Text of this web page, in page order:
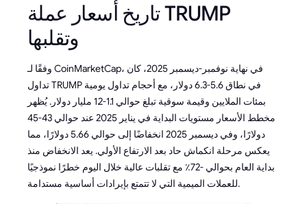
تاريخ أسعار عملة TRUMP
وتقلبها
وفقًا لـ CoinMarketCap، في نهاية نوفمبر-ديسمبر 2025، كان
تداول TRUMP في نطاق 5.6-6.3 دولار، مع أحجام تداول يومية
بمئات الملايين وقيمة سوقية تبلغ حوالي 1.1-1.2 مليار دولار. يُظهر
مخطط الأسعار مستويات البداية في يناير 2025 عند حوالي 43-45
دولارًا، وفي ديسمبر 2025 انخفاضًا إلى حوالي 5.66 دولارًا، مما
يعكس مرحلة انكماش حاد بعد الارتفاع الأولي. يعد الانخفاض منذ
بداية العام بحوالي -72٪ مع تقلبات عالية خلال اليوم خطرًا نموذجيًا
للعملات الميمية التي لا تتمتع بإيرادات أساسية مستدامة.